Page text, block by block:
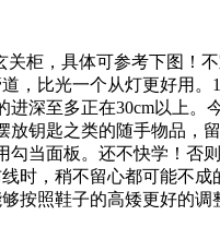
柜，具体可参考下图！
比光一个从灯更好用
深至多正在30cm以上。
钥匙之类的随手物品，
当面板。还不快学！
，稍不留心都可能不
按照鞋子的高矮更好的